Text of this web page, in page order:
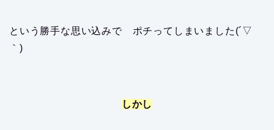
という勝手な思い込みで ポチってしまいました(´▽
｀)
しかし